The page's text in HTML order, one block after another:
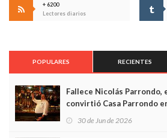
+ 6200
Lectores diarios
POPULARES RECIENTES
Fallece Nicolás Parrondo,
convirtió Casa Parrondo
30 de Jun de 2026